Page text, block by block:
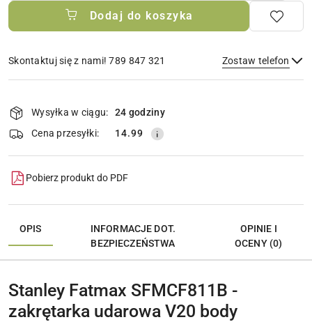
Dodaj do koszyka
Skontaktuj się z nami! 789 847 321 Zostaw telefon
i
dostawa
Wysyłka w ciągu:
24 godziny
Cena przesyłki:
14.99
Pobierz produkt do PDF
OPIS
INFORMACJE DOT.
BEZPIECZEŃSTWA
OPINIE I
OCENY (0)
Stanley Fatmax SFMCF811B -
zakrętarka udarowa V20 body